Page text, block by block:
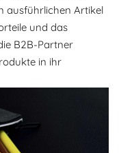
ausführlichen Artikel
und das
B2B-Partner
in ihr